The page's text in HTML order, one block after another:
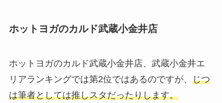
ホットヨガのカルド武蔵小金井店
ホットヨガのカルド武蔵小金井店、武蔵小金井エ
リアランキングでは第2位ではあるのですが、 じつ
は筆者としては推しスタだったりします。